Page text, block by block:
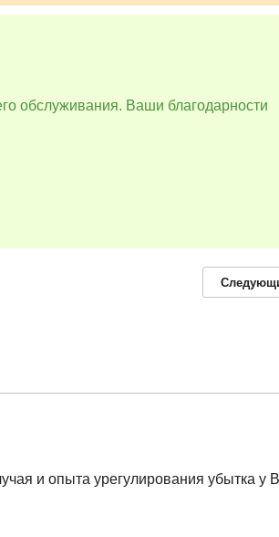
обслуживания. Ваши благодарности
и опыта урегулирования убытка у